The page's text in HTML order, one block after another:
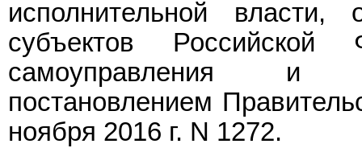
исполнительной власти,
субъектов Российской
самоуправления и
постановлением
ноября 2016 г. N 1272.